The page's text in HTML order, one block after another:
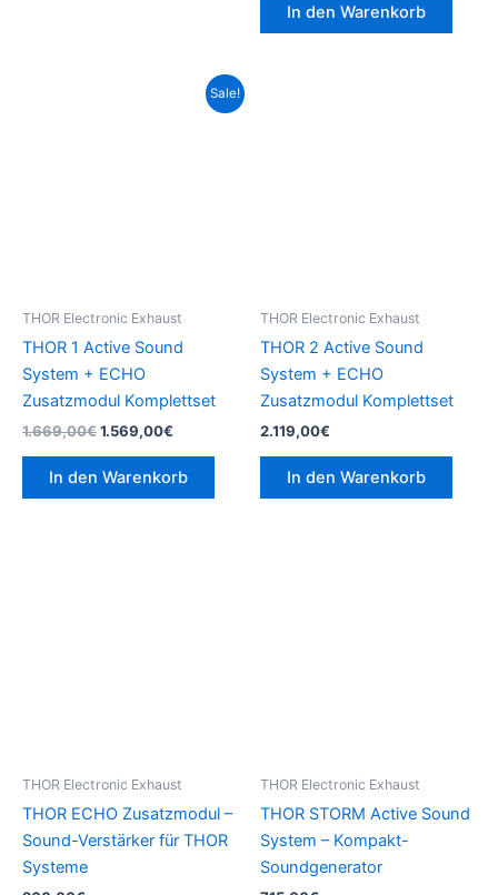
In den Warenkorb
Sale!
THOR Electronic Exhaust
THOR 1 Active Sound
System + ECHO
Zusatzmodul Komplettset
1.669,00€1.569,00€
Aktueller
Preis
In den Warenkorb
THOR Electronic Exhaust
THOR 2 Active Sound
System + ECHO
Zusatzmodul Komplettset
2.119,00€
In den Warenkorb
THOR Electronic Exhaust
THOR ECHO Zusatzmodul –
Sound-Verstärker für THOR
Systeme
THOR Electronic Exhaust
THOR STORM Active Sound
System – Kompakt-
Soundgenerator